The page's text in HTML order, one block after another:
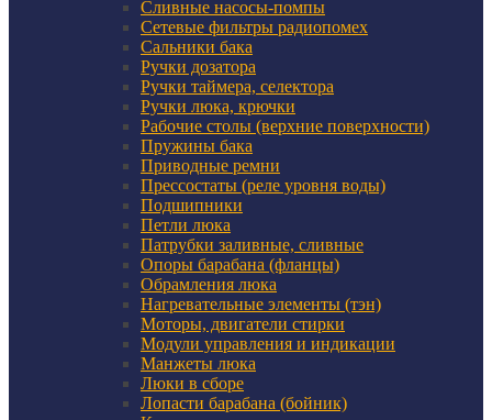
Сливные насосы-помпы
Сетевые фильтры радиопомех
Сальники бака
Ручки дозатора
Ручки таймера, селектора
Ручки люка, крючки
Рабочие столы (верхние поверхности)
Пружины бака
Приводные ремни
Прессостаты (реле уровня воды)
Подшипники
Петли люка
Патрубки заливные, сливные
Опоры барабана (фланцы)
Обрамления люка
Нагревательные элементы (тэн)
Моторы, двигатели стирки
Модули управления и индикации
Манжеты люка
Люки в сборе
Лопасти барабана (бойник)